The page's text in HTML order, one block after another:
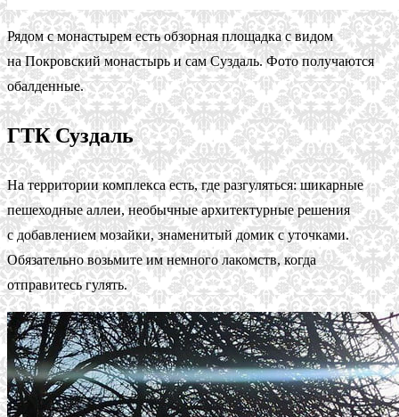
Рядом с монастырем есть обзорная площадка с видом
на Покровский монастырь и сам Суздаль. Фото получаются
обалденные.
ГТК Суздаль
На территории комплекса есть, где разгуляться: шикарные
пешеходные аллеи, необычные архитектурные решения
с добавлением мозайки, знаменитый домик с уточками.
Обязательно возьмите им немного лакомств, когда
отправитесь гулять.